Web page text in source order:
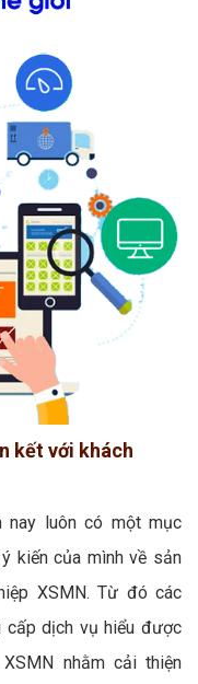
kết với khách
nay luôn có một mục
kiến của mình về sản
XSMN. Từ đó các
cấp dịch vụ hiểu được
nhằm cải thiện